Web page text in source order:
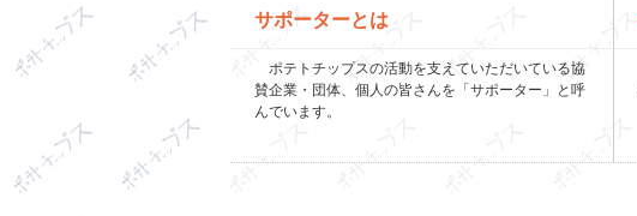
サポーターとは
ポテトチップスの活動を支えていただいている協
賛企業・団体、個人の皆さんを「サポーター」と呼
んでいます。